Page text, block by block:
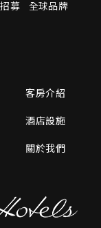
客房介紹
酒店設施
關於我們
募 全球品牌